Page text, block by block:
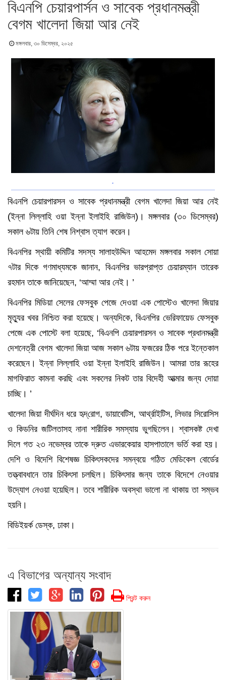
বিএনপি চেয়ারপার্সন ও সাবেক প্রধানমন্ত্রী
বেগম খালেদা জিয়া আর নেই
মঙ্গলবার, ৩০ ডিসেম্বর, ২০২৫
.
বিএনপি চেয়ারপারসন ও সাবেক প্রধানমন্ত্রী বেগম খালেদা জিয়া আর নেই
(ইন্না লিল্লাহি ওয়া ইন্না ইলাইহি রাজিউন)। মঙ্গলবার (৩০ ডিসেম্বর)
সকাল ৬টায় তিনি শেষ নিশ্বাস ত্যাগ করেন।
বিএনপির স্থায়ী কমিটির সদস্য সালাহউদ্দিন আহমেদ মঙ্গলবার সকাল সোয়া
৭টার দিকে গণমাধ্যমকে জানান, বিএনপির ভারপ্রাপ্ত চেয়ারম্যান তারেক
রহমান তাকে জানিয়েছেন, ‘আম্মা আর নেই। ’
বিএনপির মিডিয়া সেলের ফেসবুক পেজে দেওয়া এক পোস্টেও খালেদা জিয়ার
মৃত্যুর খবর নিশ্চিত করা হয়েছে। অন্যদিকে, বিএনপির ভেরিফায়েড ফেসবুক
পেজে এক পোস্টে বলা হয়েছে, ‘বিএনপি চেয়ারপারসন ও সাবেক প্রধানমন্ত্রী
দেশনেত্রী বেগম খালেদা জিয়া আজ সকাল ৬টায় ফজরের ঠিক পরে ইন্তেকাল
করেছেন। ইন্না লিল্লাহি ওয়া ইন্না ইলাইহি রাজিউন। আমরা তার রূহের
মাগফিরাত কামনা করছি এবং সকলের নিকট তার বিদেহী আত্মার জন্য দোয়া
চাচ্ছি। ’
খালেদা জিয়া দীর্ঘদিন ধরে হৃদ্‌রোগ, ডায়াবেটিস, আর্থ্রাইটিস, লিভার সিরোসিস
ও কিডনির জটিলতাসহ নানা শারীরিক সমস্যায় ভুগছিলেন। শ্বাসকষ্ট দেখা
দিলে গত ২৩ নভেম্বর তাকে দ্রুত এভারকেয়ার হাসপাতালে ভর্তি করা হয়।
দেশি ও বিদেশি বিশেষজ্ঞ চিকিৎসকদের সমন্বয়ে গঠিত মেডিকেল বোর্ডের
তত্ত্বাবধানে তার চিকিৎসা চলছিল। চিকিৎসার জন্য তাকে বিদেশে নেওয়ার
উদ্যোগ নেওয়া হয়েছিল। তবে শারীরিক অবস্থা ভালো না থাকায় তা সম্ভব
হয়নি।
বিডিইয়র্ক ডেস্ক, ঢাকা।
এ বিভাগের অন্যান্য সংবাদ
প্রিন্ট করুন